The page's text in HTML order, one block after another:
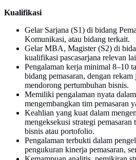
Kualifikasi
Gelar Sarjana (S1) di bidang
Komunikasi, atau bidang terkait.
Gelar MBA, Magister (S2) di
kualifikasi pascasarjana relevan
Pengalaman kerja minimal 8–10
bidang pemasaran, dengan
mendorong pertumbuhan bisnis.
Memiliki pengalaman nyata
mengembangkan tim pemasaran
Keahlian yang kuat dalam
mengeksekusi strategi
bisnis atau portofolio.
Pengalaman terbukti dalam
pengukuran kinerja pemasaran,